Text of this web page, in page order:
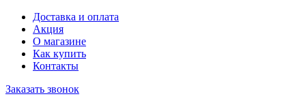
Доставка и оплата
Акция
О магазине
Как купить
Контакты
Заказать звонок